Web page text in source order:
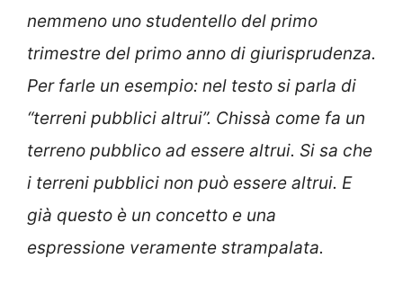
nemmeno uno studentello del primo
trimestre del primo anno di giurisprudenza.
Per farle un esempio: nel testo si parla di
“terreni pubblici altrui”. Chissà come fa un
terreno pubblico ad essere altrui. Si sa che
i terreni pubblici non può essere altrui. E
già questo è un concetto e una
espressione veramente strampalata.